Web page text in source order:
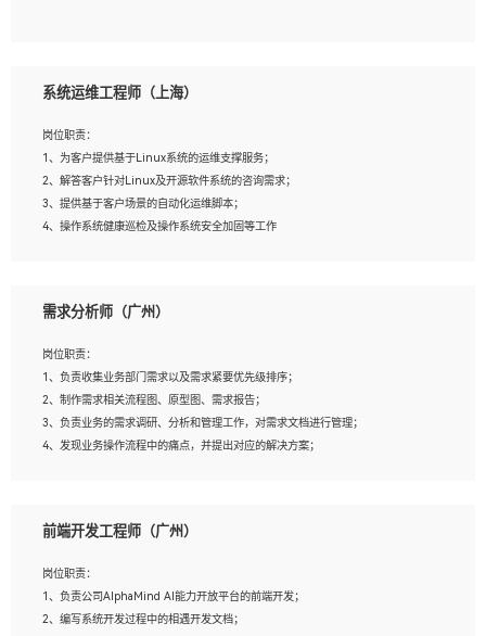
2、熟练使用After Effect、Photo Shop、熟练掌握视频剪辑和特效包装软件；
4、在剪辑上会思考，有一定编导思维；
5、踏实， 勤奋，愿意在工作中不断学习，提高自我；
6、能与同事友好相处。
系统运维工程师（上海）
岗位职责：
1、为客户提供基于Linux系统的运维支撑服务；
2、解答客户针对Linux及开源软件系统的咨询需求；
3、提供基于客户场景的自动化运维脚本；
4、操作系统健康巡检及操作系统安全加固等工作
1、全日制本科计算机相关专业毕业，3年以上相关工作经验；
3、熟练使用脚本语言，shell/python任一种，熟练使用Ansible
4、熟悉linux常见服务、中间件的基本原理、部署以及故障处理，如：Mysql、
Apache、Nginx、Zabbix、Kafka等
5、熟悉主流虚拟化技术，如：VMware、KVM
6、具备网络方面的基础知识，熟悉常见的网络协议，如TCP/IP，转发原理，路由优
8、有良好的文档编写能力和沟通能力，有RHCE证书优先
需求分析师（广州）
岗位职责：
1、负责收集业务部门需求以及需求紧要优先级排序；
2、制作需求相关流程图、原型图、需求报告；
3、负责业务的需求调研、分析和管理工作，对需求文档进行管理；
4、发现业务操作流程中的痛点，并提出对应的解决方案；
岗位要求：
2、熟悉产品及需求规划工具，如:Axure、Xmind、MS Project等；
3、具备良好的交流协调能力，有较强的责任感、工作积极主动；
4、有较强的系统需求分析、文档编写能力、沟通能力；
前端开发工程师（广州）
岗位职责：
1、负责公司AlphaMind AI能力开放平台的前端开发；
2、编写系统开发过程中的相遇开发文档；